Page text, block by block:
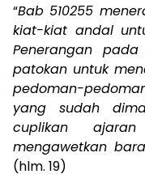
“Bab 510255
kiat-kiat andal
Penerangan
patokan untuk
pedoman-
yang sudah
cuplikan
mengawetkan
(hlm. 19)